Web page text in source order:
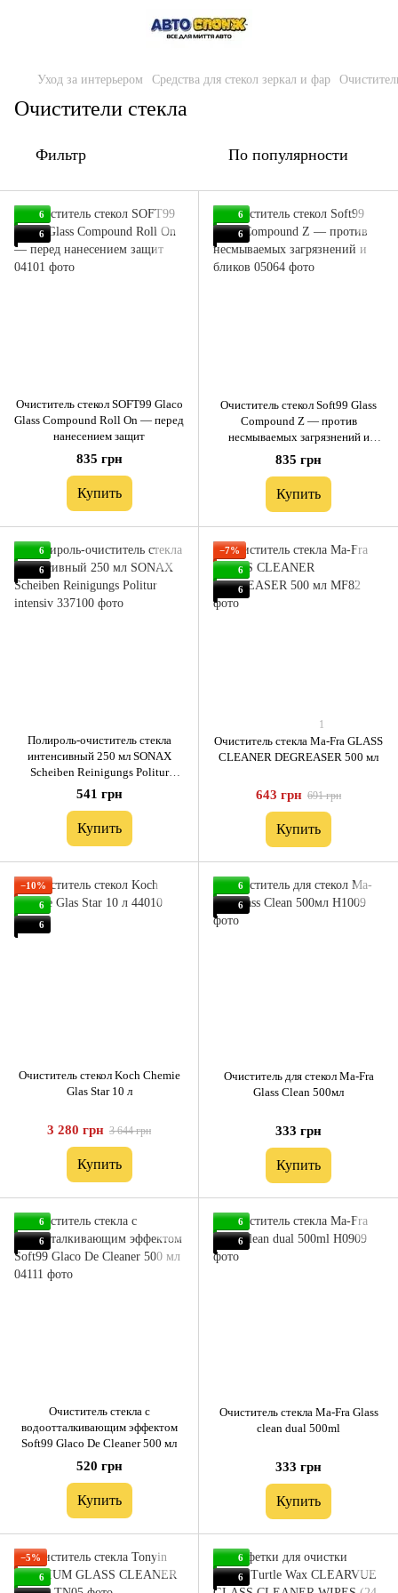
Уход за интерьером Средства для стекол зеркал и фар
Очистители стекла
Фильтр По популярности
6
6
Очиститель стекол SOFT99 Glaco
Glass Compound Roll On — перед
нанесением защит
835 грн
Купить
6
6
Очиститель стекол Soft99 Glass
Compound Z — против
несмываемых загрязнений и
бликов
835 грн
Купить
6
6
Полироль-очиститель стекла
интенсивный 250 мл SONAX
Scheiben Reinigungs Politur
intensiv
541 грн
Купить
−7%
6
6
1
Очиститель стекла Ma-Fra GLASS
CLEANER DEGREASER 500 мл
643 грн 691 грн
Купить
−10%
6
6
Очиститель стекол Koch Chemie
Glas Star 10 л
3 280 грн 3 644 грн
Купить
6
6
Очиститель для стекол Ma-Fra
Glass Clean 500мл
333 грн
Купить
6
6
Очиститель стекла с
водоотталкивающим эффектом
Soft99 Glaco De Cleaner 500 мл
520 грн
Купить
6
6
Очиститель стекла Ma-Fra Glass
clean dual 500ml
333 грн
Купить
−5%
6
6
6